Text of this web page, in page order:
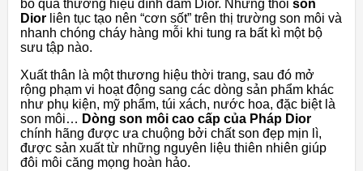
bỏ qua thương hiệu đình đám Dior. Những thỏi son
Dior liên tục tạo nên “cơn sốt” trên thị trường son môi và
nhanh chóng cháy hàng mỗi khi tung ra bất kì một bộ
sưu tập nào.
Xuất thân là một thương hiệu thời trang, sau đó mở
rộng phạm vi hoạt động sang các dòng sản phẩm khác
như phụ kiện, mỹ phẩm, túi xách, nước hoa, đặc biệt là
son môi… Dòng son môi cao cấp của Pháp Dior
chính hãng được ưa chuộng bởi chất son đẹp mịn lì,
được sản xuất từ những nguyên liệu thiên nhiên giúp
đôi môi căng mọng hoàn hảo.